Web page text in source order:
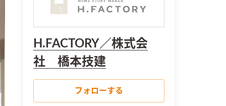
H.FACTORY／株式会
社 橋本技建
フォローする